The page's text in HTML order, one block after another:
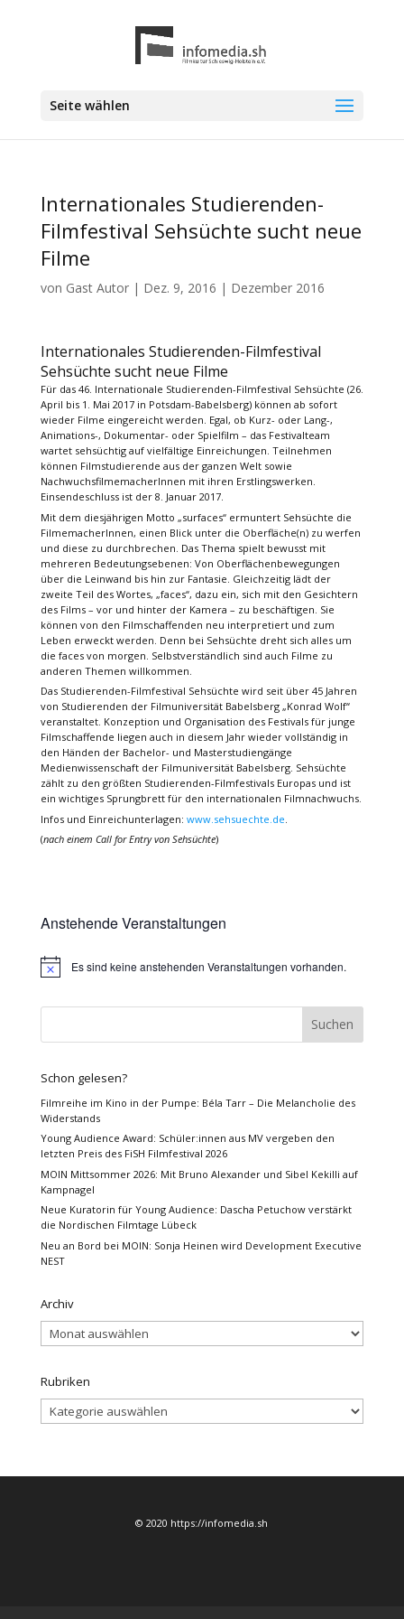
Seite wählen
Internationales Studierenden-
Filmfestival Sehsüchte sucht neue
Filme
von Gast Autor| Dez. 9, 2016 | Dezember 2016
Internationales Studierenden-Filmfestival
Sehsüchte sucht neue Filme
Für das 46. Internationale Studierenden-Filmfestival Sehsüchte (26.
April bis 1. Mai 2017 in Potsdam-Babelsberg) können ab sofort
wieder Filme eingereicht werden. Egal, ob Kurz- oder Lang-,
Animations-, Dokumentar- oder Spielfilm – das Festivalteam
wartet sehsüchtig auf vielfältige Einreichungen. Teilnehmen
können Filmstudierende aus der ganzen Welt sowie
NachwuchsfilmemacherInnen mit ihren Erstlingswerken.
Einsendeschluss ist der 8. Januar 2017.
Mit dem diesjährigen Motto „surfaces“ ermuntert Sehsüchte die
FilmemacherInnen, einen Blick unter die Oberfläche(n) zu werfen
und diese zu durchbrechen. Das Thema spielt bewusst mit
mehreren Bedeutungsebenen: Von Oberflächenbewegungen
über die Leinwand bis hin zur Fantasie. Gleichzeitig lädt der
zweite Teil des Wortes, „faces“, dazu ein, sich mit den Gesichtern
des Films – vor und hinter der Kamera – zu beschäftigen. Sie
können von den Filmschaffenden neu interpretiert und zum
Leben erweckt werden. Denn bei Sehsüchte dreht sich alles um
die faces von morgen. Selbstverständlich sind auch Filme zu
anderen Themen willkommen.
Das Studierenden-Filmfestival Sehsüchte wird seit über 45 Jahren
von Studierenden der Filmuniversität Babelsberg „Konrad Wolf“
veranstaltet. Konzeption und Organisation des Festivals für junge
Filmschaffende liegen auch in diesem Jahr wieder vollständig in
den Händen der Bachelor- und Masterstudiengänge
Medienwissenschaft der Filmuniversität Babelsberg. Sehsüchte
zählt zu den größten Studierenden-Filmfestivals Europas und ist
ein wichtiges Sprungbrett für den internationalen Filmnachwuchs.
Infos und Einreichunterlagen: www.sehsuechte.de
(nach einem Call for Entry von Sehsüchte)
Anstehende Veranstaltungen
HinweisEs sind keine anstehenden Veranstaltungen vorhanden.
Schon gelesen?
Filmreihe im Kino in der Pumpe: Béla Tarr – Die Melancholie des
Widerstands
Young Audience Award: Schüler:innen aus MV vergeben den
letzten Preis des FiSH Filmfestival 2026
MOIN Mittsommer 2026: Mit Bruno Alexander und Sibel Kekilli auf
Kampnagel
Neue Kuratorin für Young Audience: Dascha Petuchow verstärkt
die Nordischen Filmtage Lübeck
Neu an Bord bei MOIN: Sonja Heinen wird Development Executive
NEST
Archiv
Archiv
Rubriken
Rubriken
© 2020 https://infomedia.sh